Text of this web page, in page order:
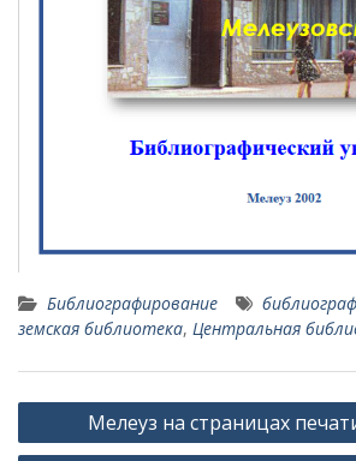
Библиографирование
земская библиотека, Центральная
Навигация
по
Мелеуз на страницах